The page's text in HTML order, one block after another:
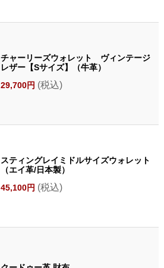
チャーリーズウォレット ヴィンテージ
レザー【Sサイズ】（牛革）
29,700円 (税込)
スティングレイミドルサイズウォレット
（エイ革/日本製）
45,100円 (税込)